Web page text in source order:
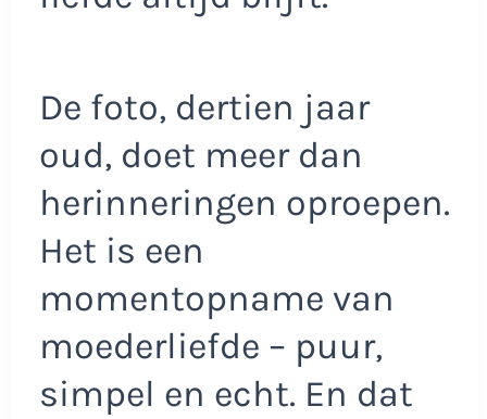
De foto, dertien jaar
oud, doet meer dan
herinneringen oproepen.
Het is een
momentopname van
moederliefde – puur,
simpel en echt. En dat